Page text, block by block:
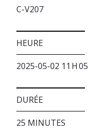
C-V207
HEURE
2025-05-02 11 H 05
DURÉE
25 MINUTES